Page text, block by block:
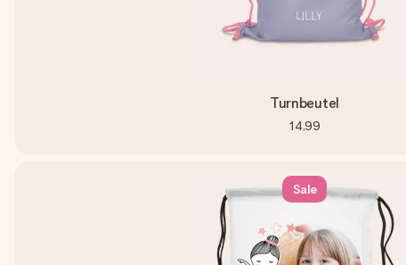
Turnbeutel
14,99
Sale